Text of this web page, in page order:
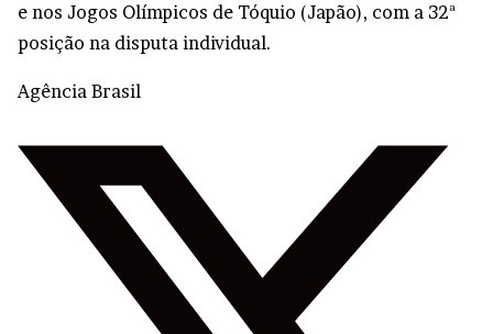
e nos Jogos Olímpicos de Tóquio (Japão), com a 32ª
posição na disputa individual.
Agência Brasil